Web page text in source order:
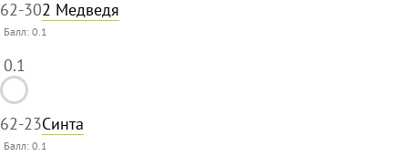
62-302 Медведя
Балл:0.1
0.1
62-23Синта
Балл:0.1